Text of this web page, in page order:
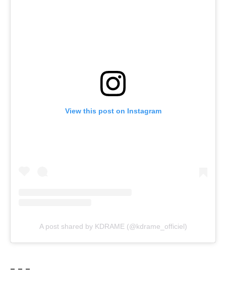
View this post on Instagram
A post shared by KDRAME (@kdrame_officiel)
– – –